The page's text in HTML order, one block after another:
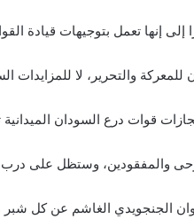
إنها تعمل بتوجيهات قيادة
للمعركة والتحرير، لا للمزايدات
قوات درع السودان
والمفقودين، وستظل على درب
الجنجويدي الغاشم عن كل شبر